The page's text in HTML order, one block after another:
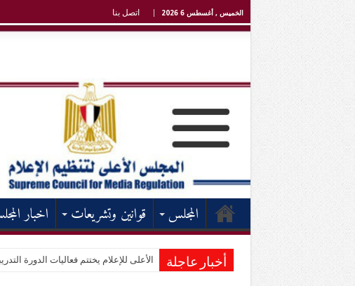
الخميس , أغسطس 6 2026 اتصل بنا
المجلس قوانين وتشريعات اخبار
أخبار عاجلة الأعلى للإعلام يختتم فعاليات الدورة